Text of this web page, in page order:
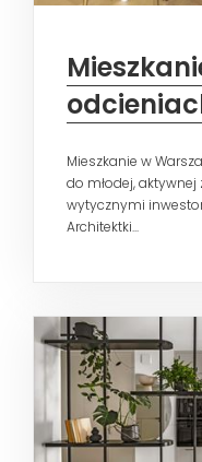
Mieszkanie w
do młodej,
wytycznymi
Architektki...